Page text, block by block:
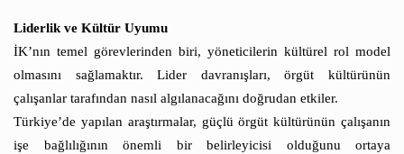
Liderlik ve Kültür Uyumu
İK’nın temel görevlerinden biri, yöneticilerin kültürel rol model
olmasını sağlamaktır. Lider davranışları, örgüt kültürünün
çalışanlar tarafından nasıl algılanacağını doğrudan etkiler.
Türkiye’de yapılan araştırmalar, güçlü örgüt kültürünün çalışanın
işe bağlılığının önemli bir belirleyicisi olduğunu ortaya